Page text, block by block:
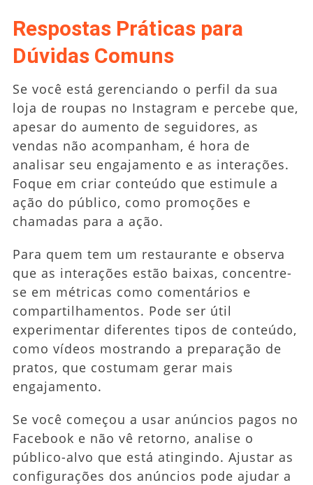
Respostas Práticas para
Dúvidas Comuns
Se você está gerenciando o perfil da sua
loja de roupas no Instagram e percebe que,
apesar do aumento de seguidores, as
vendas não acompanham, é hora de
analisar seu engajamento e as interações.
Foque em criar conteúdo que estimule a
ação do público, como promoções e
chamadas para a ação.
Para quem tem um restaurante e observa
que as interações estão baixas, concentre-
se em métricas como comentários e
compartilhamentos. Pode ser útil
experimentar diferentes tipos de conteúdo,
como vídeos mostrando a preparação de
pratos, que costumam gerar mais
engajamento.
Se você começou a usar anúncios pagos no
Facebook e não vê retorno, analise o
público-alvo que está atingindo. Ajustar as
configurações dos anúncios pode ajudar a